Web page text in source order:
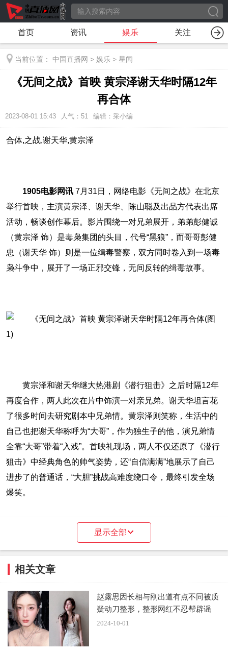
首页 资讯 娱乐 关注
当前位置： 中国直播网 > 娱乐 > 星闻
《无间之战》首映 黄宗泽谢天华时隔12年
再合体
2023-08-01 15:43 人气： 51 编辑：采小编
合体,之战,谢天华,黄宗泽
1905电影网讯 7月31日，网络电影《无间之战》在北京
举行首映，主演黄宗泽、谢天华、陈山聪及出品方代表出席
活动，畅谈创作幕后。影片围绕一对兄弟展开，弟弟彭健诚
（黄宗泽 饰）是毒枭集团的头目，代号“黑狼”，而哥哥彭健
忠（谢天华 饰）则是一位缉毒警察，双方同时卷入到一场毒
枭斗争中，展开了一场正邪交锋，无间反转的缉毒故事。
黄宗泽和谢天华继大热港剧《潜行狙击》之后时隔12年
再度合作，两人此次在片中饰演一对亲兄弟。谢天华坦言花
了很多时间去研究剧本中兄弟情。黄宗泽则笑称，生活中的
自己也把谢天华称呼为“大哥”，作为独生子的他，演兄弟情
全靠“大哥”带着“入戏”。首映礼现场，两人不仅还原了《潜行
狙击》中经典角色的帅气姿势，还“自信满满”地展示了自己
进步了的普通话，“大胆”挑战高难度绕口令，最终引发全场
爆笑。
谈及剧组相处，黄宗泽同样表示“欢乐十足”，但一到正
式拍戏，大家又会变得严肃认真。令他印象最深刻的全片高
潮片段——一场隧道枪击戏。因为申请在隧道拍戏需要遵守
显示全部
相关文章
赵露思因长相与刚出道有点不同被质
疑动刀整形，整形网红不忍帮辟谣
2024-10-01